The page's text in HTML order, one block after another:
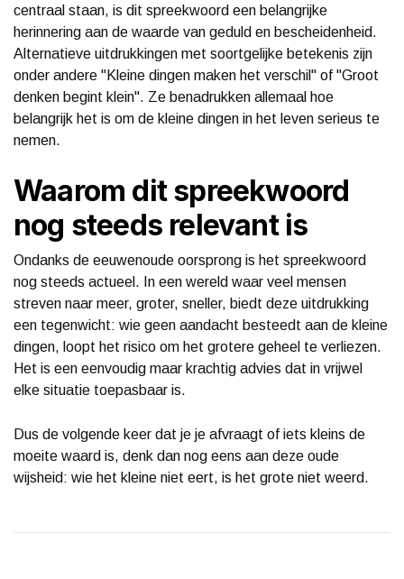
centraal staan, is dit spreekwoord een belangrijke
herinnering aan de waarde van geduld en bescheidenheid.
Alternatieve uitdrukkingen met soortgelijke betekenis zijn
onder andere "Kleine dingen maken het verschil" of "Groot
denken begint klein". Ze benadrukken allemaal hoe
belangrijk het is om de kleine dingen in het leven serieus te
nemen.
Waarom dit spreekwoord
nog steeds relevant is
Ondanks de eeuwenoude oorsprong is het spreekwoord
nog steeds actueel. In een wereld waar veel mensen
streven naar meer, groter, sneller, biedt deze uitdrukking
een tegenwicht: wie geen aandacht besteedt aan de kleine
dingen, loopt het risico om het grotere geheel te verliezen.
Het is een eenvoudig maar krachtig advies dat in vrijwel
elke situatie toepasbaar is.
Dus de volgende keer dat je je afvraagt of iets kleins de
moeite waard is, denk dan nog eens aan deze oude
wijsheid: wie het kleine niet eert, is het grote niet weerd.